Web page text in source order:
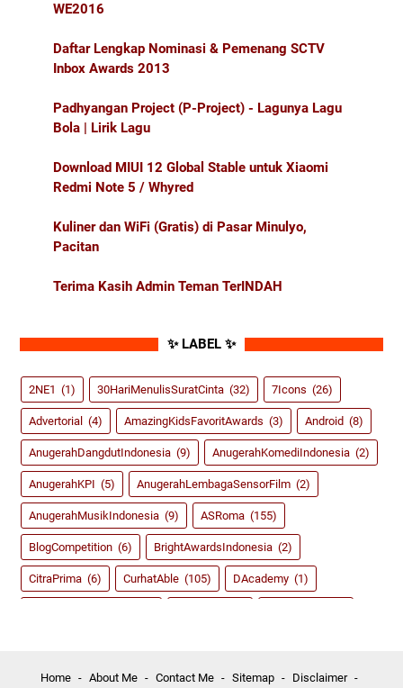
WE2016
Daftar Lengkap Nominasi & Pemenang SCTV
Inbox Awards 2013
Padhyangan Project (P-Project) - Lagunya Lagu
Bola | Lirik Lagu
Download MIUI 12 Global Stable untuk Xiaomi
Redmi Note 5 / Whyred
Kuliner dan WiFi (Gratis) di Pasar Minulyo,
Pacitan
Terima Kasih Admin Teman TerINDAH
✨ LABEL ✨
2NE1 (1) 30HariMenulisSuratCinta (32) 7Icons (26)
Advertorial (4) AmazingKidsFavoritAwards (3) Android (8)
AnugerahDangdutIndonesia (9) AnugerahKomediIndonesia (2)
AnugerahKPI (5) AnugerahLembagaSensorFilm (2)
AnugerahMusikIndonesia (9) ASRoma (155)
BlogCompetition (6) BrightAwardsIndonesia (2)
CitraPrima (6) CurhatAble (105) DAcademy (1)
Game (135) Girlband (39) GirlsGeneration (5)
Home About Me Contact Me Sitemap Disclaimer